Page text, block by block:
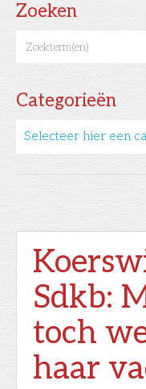
Zoeken
Categorieën
Selecteer hier een
Sdkb:
toch
haar